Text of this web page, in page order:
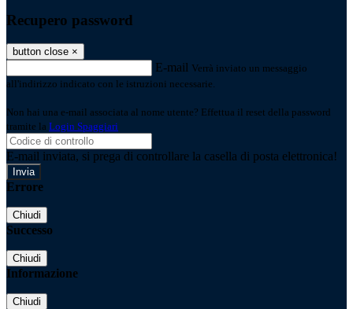
Recupero password
button close ×
E-mail Verrà inviato un messaggio
all'indirizzo indicato con le istruzioni necessarie.
Non hai una e-mail associata al nome utente? Effettua il reset della password
tramite la Login Spaggiari
E-mail inviata, si prega di controllare la casella di posta elettronica!
Errore
Chiudi
Successo
Chiudi
Informazione
Chiudi